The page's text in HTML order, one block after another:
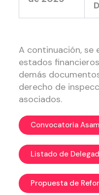
A continuación, se
estados
demás
derecho de
asociados.
Convocatoria
Listado de
Propuesta de